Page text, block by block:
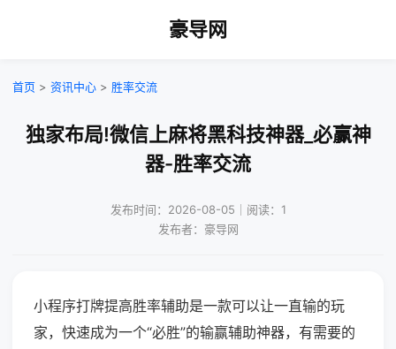
豪导网
首页 > 资讯中心 > 胜率交流
独家布局!微信上麻将黑科技神器_必赢神
器-胜率交流
发布时间：2026-08-05｜阅读：1
发布者：豪导网
小程序打牌提高胜率辅助是一款可以让一直输的玩
家，快速成为一个“必胜”的输赢辅助神器，有需要的